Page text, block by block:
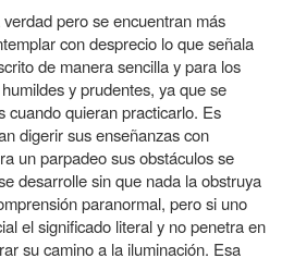
pero se encuentran más
con desprecio lo que señala
de manera sencilla y para los
y prudentes, ya que se
cuando quieran practicarlo. Es
digerir sus enseñanzas con
un parpadeo sus obstáculos se
desarrolle sin que nada la obstruya
paranormal, pero si uno
el significado literal y no penetra en
su camino a la iluminación. Esa